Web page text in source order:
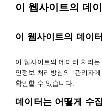
이 웹사이트의 데
이 웹사이트의 데이
이 웹사이트의 데이터 처리
인정보 처리방침의 "관리자
확인할 수 있습니다.
데이터는 어떻게 수